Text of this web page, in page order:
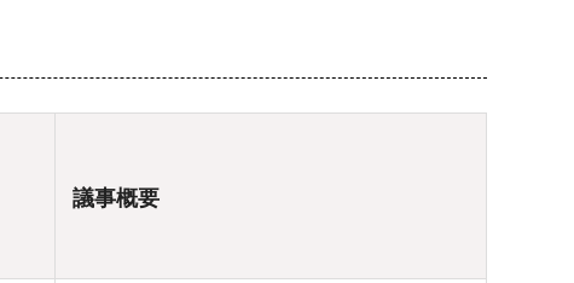
議事概要